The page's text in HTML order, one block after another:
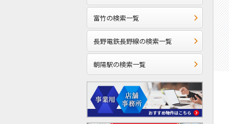
富竹の検索一覧
長野電鉄長野線の検索一覧
朝陽駅の検索一覧